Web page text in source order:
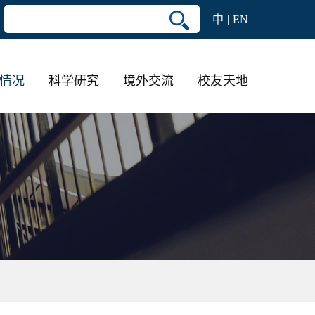
中 EN
况 科学研究 境外交流 校友天地